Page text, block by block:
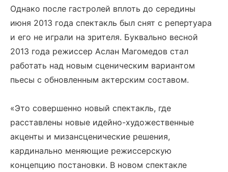
Однако после гастролей вплоть до середины
июня 2013 года спектакль был снят с репертуара
и его не играли на зрителя. Буквально весной
2013 года режиссер Аслан Магомедов стал
работать над новым сценическим вариантом
пьесы с обновленным актерским составом.
«Это совершенно новый спектакль, где
расставлены новые идейно-художественные
акценты и мизансценические решения,
кардинально меняющие режиссерскую
концепцию постановки. В новом спектакле